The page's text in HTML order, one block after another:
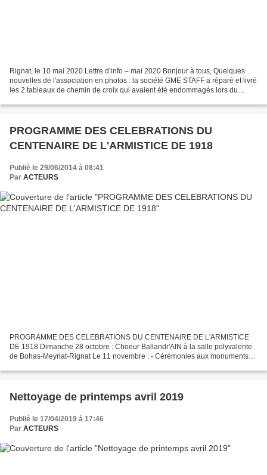
Rignat, le 10 mai 2020 Lettre d’info – mai 2020 Bonjour à tous, Quelques
nouvelles de l'association en photos : la société GME STAFF a réparé et livré
les 2 tableaux de chemin de croix qui avaient été endommagés lors du
PROGRAMME DES CELEBRATIONS DU
CENTENAIRE DE L'ARMISTICE DE 1918
Publié le 29/06/2014 à 08:41
Par ACTEURS
PROGRAMME DES CELEBRATIONS DU CENTENAIRE DE L'ARMISTICE
DE 1918 Dimanche 28 octobre : Choeur Ballandr'AIN à la salle polyvalente
de Bohas-Meyriat-Rignat Le 11 novembre : - Cérémonies aux monuments
Nettoyage de printemps avril 2019
Publié le 17/04/2019 à 17:46
Par ACTEURS